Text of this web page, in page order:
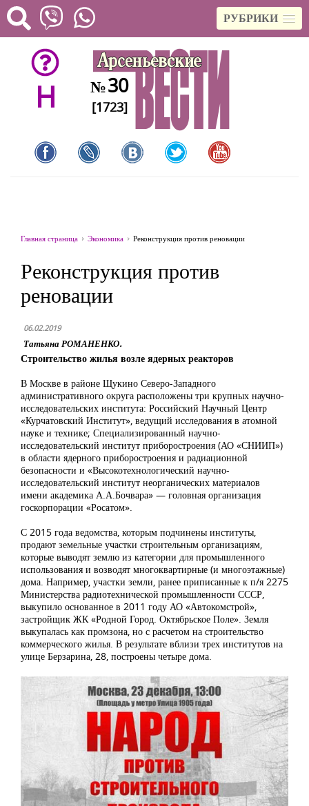
РУБРИКИ
H №30
[1723]
Главная страница Экономика Реконструкция против реновации
Реконструкция против
реновации
06.02.2019
Татьяна РОМАНЕНКО.
Строительство жилья возле ядерных реакторов
В Москве в районе Щукино Северо-Западного
административного округа расположены три крупных научно-
исследовательских института: Российский Научный Центр
«Курчатовский Институт», ведущий исследования в атомной
науке и технике; Специализированный научно-
исследовательский институт приборостроения (АО «СНИИП»)
в области ядерного приборостроения и радиационной
безопасности и «Высокотехнологический научно-
исследовательский институт неорганических материалов
имени академика А.А.Бочвара» — головная организация
госкорпорации «Росатом».
С 2015 года ведомства, которым подчинены институты,
продают земельные участки строительным организациям,
которые выводят землю из категории для промышленного
использования и возводят многоквартирные (и многоэтажные)
дома. Например, участки земли, ранее приписанные к п/я 2275
Министерства радиотехнической промышленности СССР,
выкупило основанное в 2011 году АО «Автокомстрой»,
застройщик ЖК «Родной Город. Октябрьское Поле». Земля
выкупалась как промзона, но с расчетом на строительство
коммерческого жилья. В результате вблизи трех институтов на
улице Берзарина, 28, построены четыре дома.